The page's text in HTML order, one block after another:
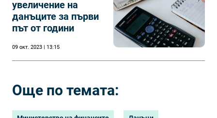
увеличение на
данъците за първи
път от години
09 окт. 2023 | 13:15
Още по темата: